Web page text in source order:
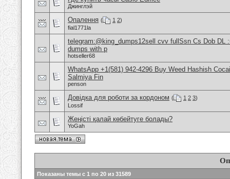
Джинглэй
Опалення ( 1 2)
fial1771la
telegram:@king_dumps12sell cvv fullSsn Cs Dob DL
dumps with p
hotseller68
WhatsApp +1(581) 942-4296 Buy Weed Hashish
Salmiya Fin
penson
Довідка для роботи за кордоном ( 1 2 3)
Lossif
Жеңісті қалай көбейтуге болады?
YoGah
Показаны темы с 1 по 20 из 31589